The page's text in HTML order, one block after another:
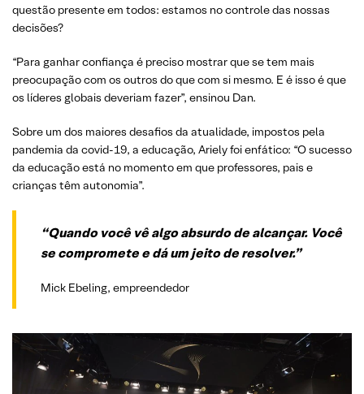
questão presente em todos: estamos no controle das nossas
decisões?
“Para ganhar confiança é preciso mostrar que se tem mais
preocupação com os outros do que com si mesmo. E é isso é que
os líderes globais deveriam fazer”, ensinou Dan.
Sobre um dos maiores desafios da atualidade, impostos pela
pandemia da covid-19, a educação, Ariely foi enfático: “O sucesso
da educação está no momento em que professores, pais e
crianças têm autonomia”.
“Quando você vê algo absurdo de alcançar. Você
se compromete e dá um jeito de resolver.”
Mick Ebeling, empreendedor